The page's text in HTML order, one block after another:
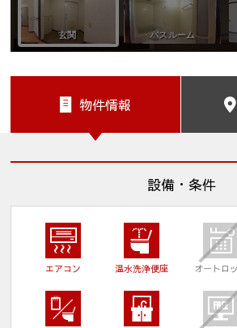
物件情報
設備・条件
エアコン 温水洗浄便座 オートロ